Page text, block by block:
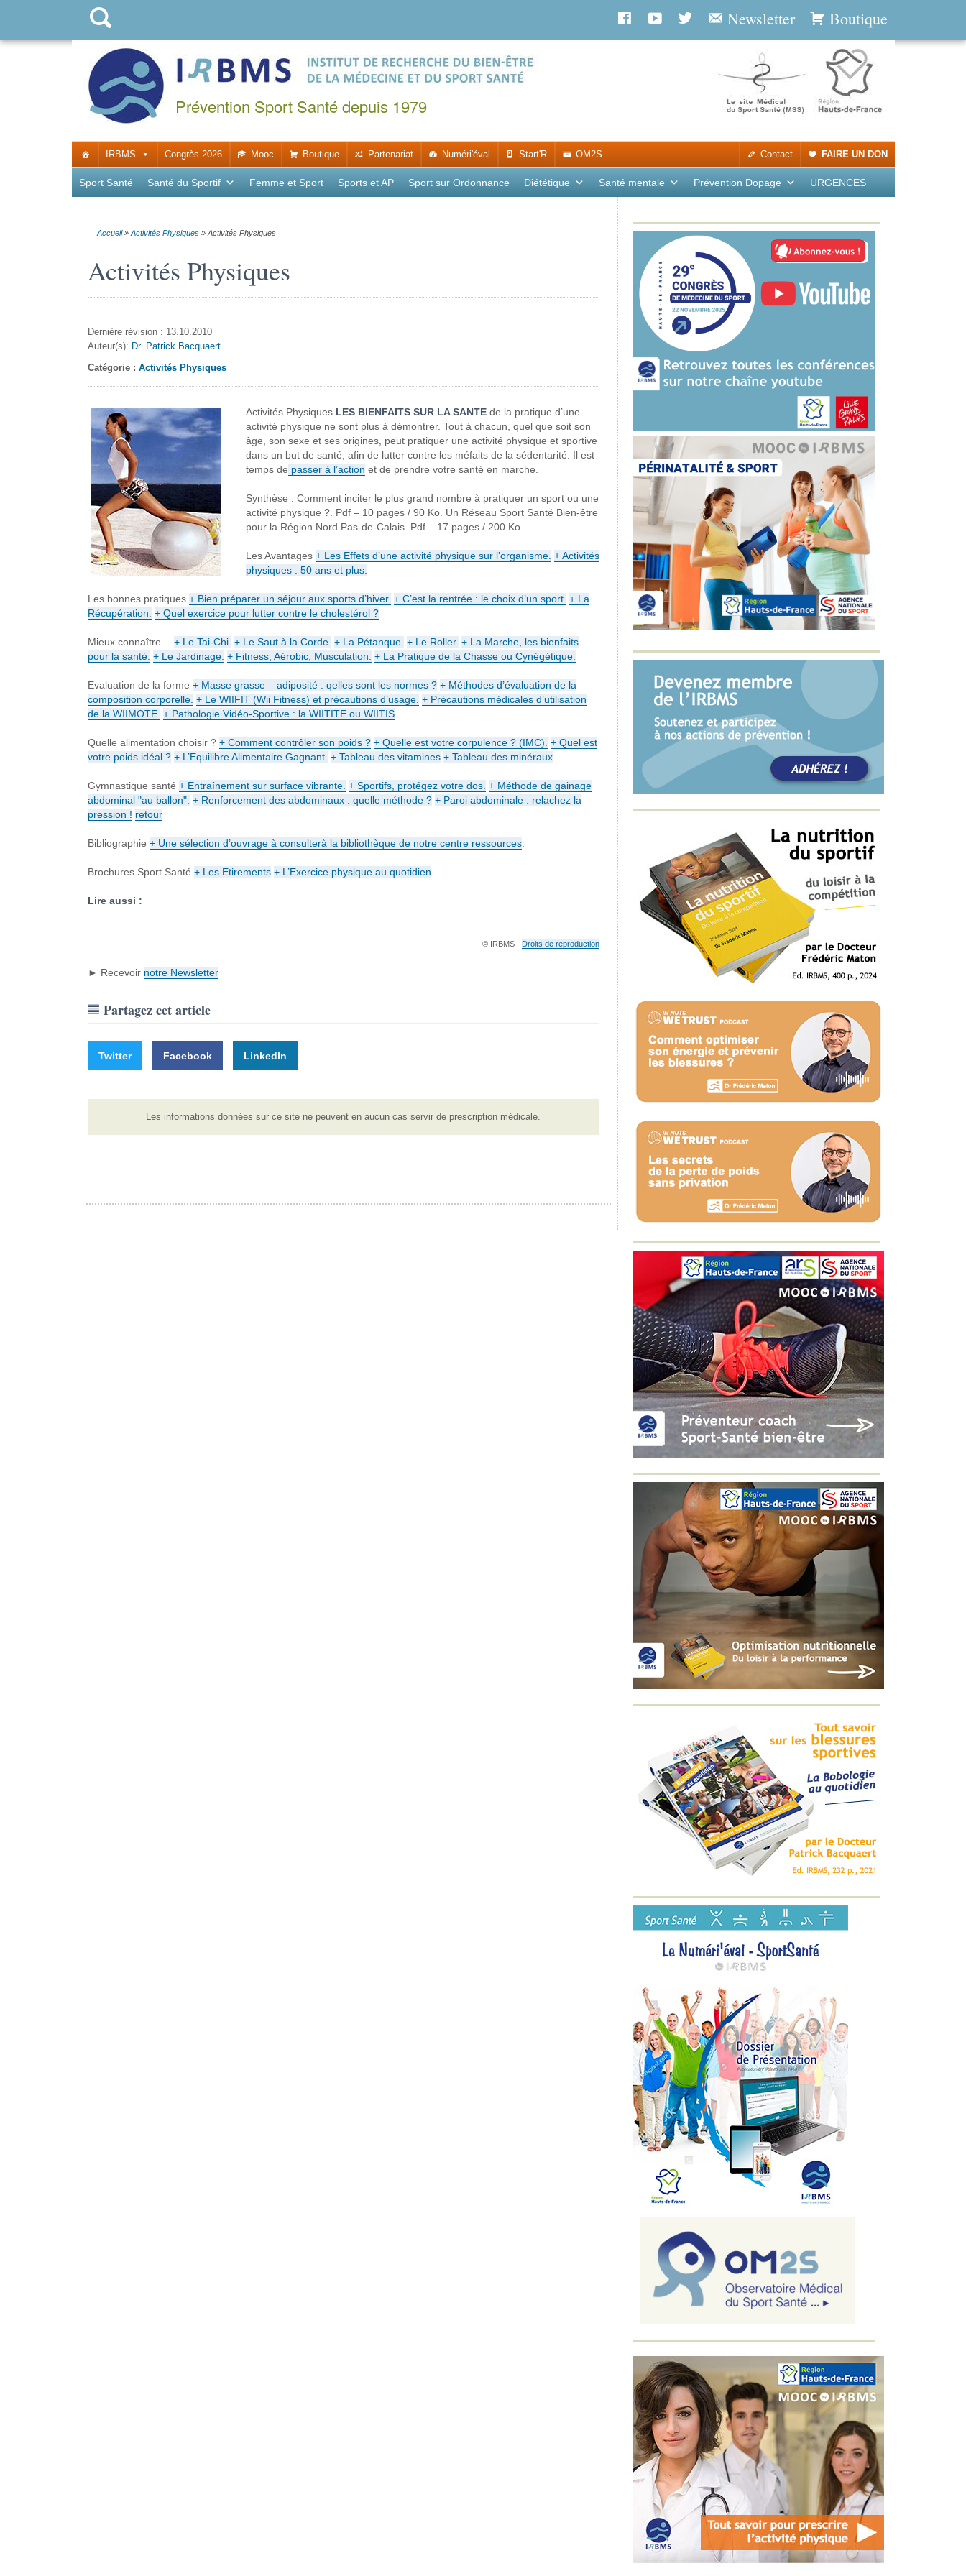
Boutique
Newsletter
Prévention Sport Santé depuis 1979
IRBMS Congrès 2026 Mooc Boutique Partenariat Numéri'éval Start'R OM2S FAIRE UN DON
Contact
Sport Santé Santé du Sportif Femme et Sport Sports et AP Sport sur Ordonnance Diététique Santé mentale Prévention Dopage URGENCES
Accueil» Activités Physiques» Activités Physiques
Activités Physiques
Dernière révision : 13.10.2010
Auteur(s): Dr. Patrick Bacquaert
Catégorie : Activités Physiques
Activités Physiques LES BIENFAITS SUR LA SANTEde la pratique d’une
activité physique ne sont plus à démontrer. Tout à chacun, quel que soit son
âge, son sexe et ses origines, peut pratiquer une activité physique et sportive
dans un but de santé, afin de lutter contre les méfaits de la sédentarité. Il est
temps de passer à l’action et de prendre votre santé en marche.
Synthèse : Comment inciter le plus grand nombre à pratiquer un sport ou une
activité physique ?. Pdf – 10 pages / 90 Ko. Un Réseau Sport Santé Bien-être
pour la Région Nord Pas-de-Calais. Pdf – 17 pages / 200 Ko.
Les Avantages + Les Effets d’une activité physique sur l’organisme. + Activités
physiques : 50 ans et plus.
Les bonnes pratiques + Bien préparer un séjour aux sports d’hiver. + C’est la rentrée : le choix d’un sport. + La
Récupération. + Quel exercice pour lutter contre le cholestérol ?
Mieux connaître… + Le Tai-Chi. + Le Saut à la Corde. + La Pétanque. + Le Roller. + La Marche, les bienfaits
pour la santé. + Le Jardinage. + Fitness, Aérobic, Musculation. + La Pratique de la Chasse ou Cynégétique.
Evaluation de la forme + Masse grasse – adiposité : qelles sont les normes ? + Méthodes d’évaluation de la
composition corporelle. + Le WIIFIT (Wii Fitness) et précautions d’usage. + Précautions médicales d’utilisation
de la WIIMOTE. + Pathologie Vidéo-Sportive : la WIITITE ou WIITIS
Quelle alimentation choisir ? + Comment contrôler son poids ? + Quelle est votre corpulence ? (IMC). + Quel est
votre poids idéal ? + L’Equilibre Alimentaire Gagnant. + Tableau des vitamines + Tableau des minéraux
Gymnastique santé + Entraînement sur surface vibrante. + Sportifs, protégez votre dos. + Méthode de gainage
abdominal "au ballon". + Renforcement des abdominaux : quelle méthode ? + Paroi abdominale : relachez la
pression ! retour
Bibliographie + Une sélection d’ouvrage à consulterà la bibliothèque de notre centre ressources.
Brochures Sport Santé + Les Etirements + L’Exercice physique au quotidien
Lire aussi :
© IRBMS - Droits de reproduction
► Recevoir notre Newsletter
Partagez cet article
Twitter Facebook LinkedIn
Les informations données sur ce site ne peuvent en aucun cas servir de prescription médicale.